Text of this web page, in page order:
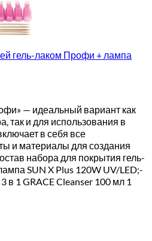
гель-лаком Профи + лампа
— идеальный вариант как
так и для использования в
в себя все
и материалы для создания
набора для покрытия гель-
SUN X Plus 120W UV/LED;-
в 1 GRACE Cleanser 100 мл 1